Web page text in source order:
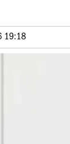
19:18